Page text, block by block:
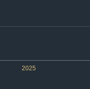
2025